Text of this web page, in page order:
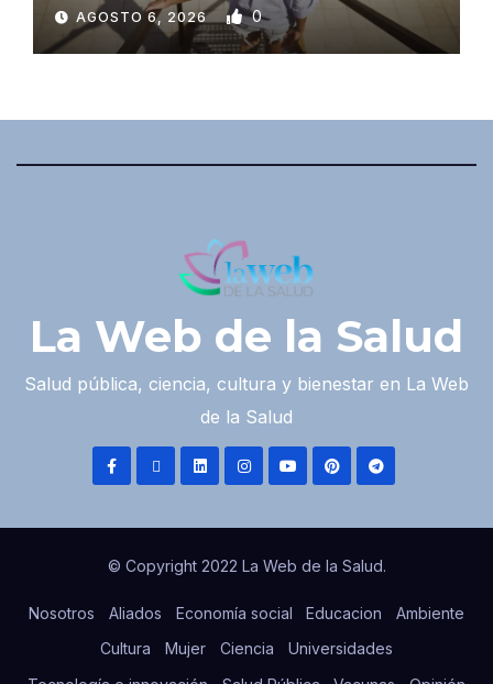
AGOSTO 6, 2026 0
La Web de la Salud
Salud pública, ciencia, cultura y bienestar en La Web
de la Salud
© Copyright 2022 La Web de la Salud.
Nosotros Aliados Economía social Educacion
Ambiente
Cultura
Mujer Ciencia
Universidades